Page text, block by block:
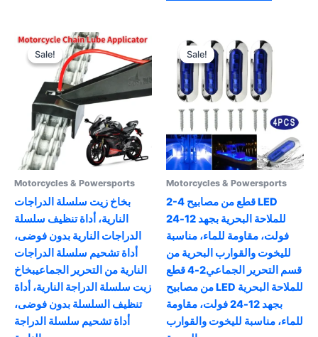
may
be
chosen
on
product
page
variants.
options
may
be
chosen
on
the
product
page
Sale!
Sale!
Motorcycles & Powersports
بخاخ زيت سلسلة الدراجات
النارية، أداة تنظيف سلسلة
الدراجات النارية بدون فوضى،
أداة تشحيم سلسلة الدراجات
النارية من التحرير الجماعيبخاخ
زيت سلسلة الدراجة النارية، أداة
تنظيف السلسلة بدون فوضى،
أداة تشحيم سلسلة الدراجة
Sale!
Sale!
Motorcycles & Powersports
2-4 قطع من مصابيح LED
للملاحة البحرية بجهد 12-24
فولت، مقاومة للماء، مناسبة
لليخوت والقوارب البحرية من
قسم التحرير الجماعي2-4 قطع
من مصابيح LED للملاحة البحرية
بجهد 12-24 فولت، مقاومة
للماء، مناسبة لليخوت والقوارب